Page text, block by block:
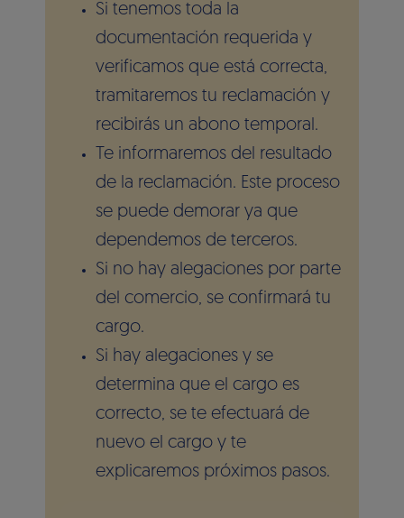
Si tenemos toda la
documentación requerida y
verificamos que está correcta,
tramitaremos tu reclamación y
recibirás un abono temporal.
Te informaremos del resultado
de la reclamación. Este proceso
se puede demorar ya que
dependemos de terceros.
Si no hay alegaciones por parte
del comercio, se confirmará tu
cargo.
Si hay alegaciones y se
determina que el cargo es
correcto, se te efectuará de
nuevo el cargo y te
explicaremos próximos pasos.